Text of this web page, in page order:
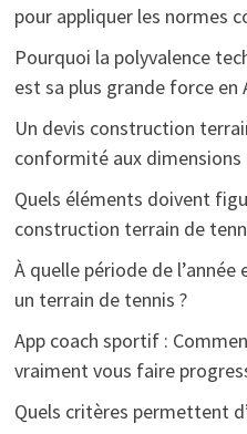
pour appliquer les normes
Pourquoi la polyvalence
est sa plus grande force en
Un devis construction
conformité aux dimensions
Quels éléments doivent
construction terrain de
À quelle période de
un terrain de tennis ?
App coach sportif :
vraiment vous faire
Quels critères permettent